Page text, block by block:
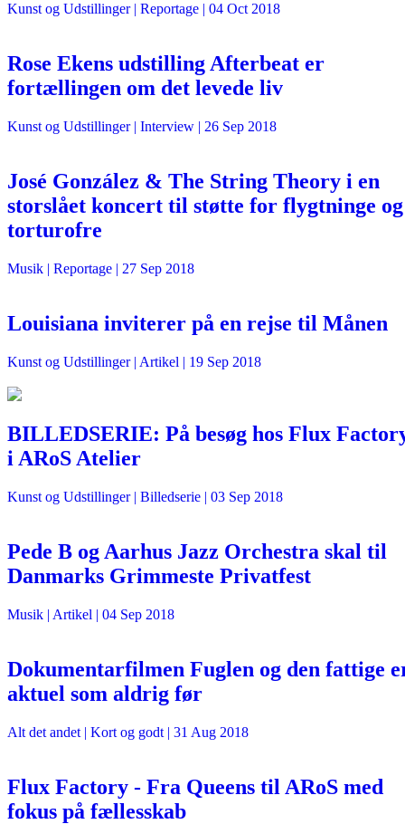
Kunst og Udstillinger| Reportage | 04 Oct 2018
Rose Ekens udstilling Afterbeat er
fortællingen om det levede liv
Kunst og Udstillinger| Interview | 26 Sep 2018
José González & The String Theory i en
storslået koncert til støtte for flygtninge og
torturofre
Musik | Reportage | 27 Sep 2018
Louisiana inviterer på en rejse til Månen
Kunst og Udstillinger| Artikel | 19 Sep 2018
BILLEDSERIE: På besøg hos Flux
i ARoS Atelier
Kunst og Udstillinger| Billedserie | 03 Sep 2018
Pede B og Aarhus Jazz Orchestra skal til
Danmarks Grimmeste Privatfest
Musik | Artikel | 04 Sep 2018
Dokumentarfilmen Fuglen og den fattige
aktuel som aldrig før
Alt det andet | Kort og godt | 31 Aug 2018
Flux Factory - Fra Queens til ARoS med
fokus på fællesskab